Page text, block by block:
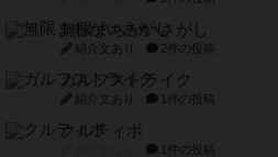
無限まちがいさがし
紹介文あり 2件の投稿
ガルフストライク
紹介文あり 1件の投稿
クルティボ
1件の投稿